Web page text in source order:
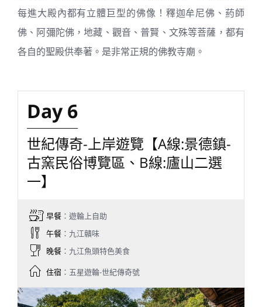
每進大殿內都有立體巨型的佛像！釋迦牟尼佛、葯師
佛、阿彌陀佛，地藏、觀音、普賢、文殊等菩薩，都有
各自的聖殿供奉著。是非常正規的佛教寺廟。
Day 6
世紀傳奇-上岸遊覽【A線:景德鎮-
古窯民俗博覽區、B線:廬山二選
一】
早餐 ：遊輪上自助
午餐 ：九江贛味
晚餐 ：九江魚頭特色美食
住宿 ：五星遊輪-世紀傳奇號